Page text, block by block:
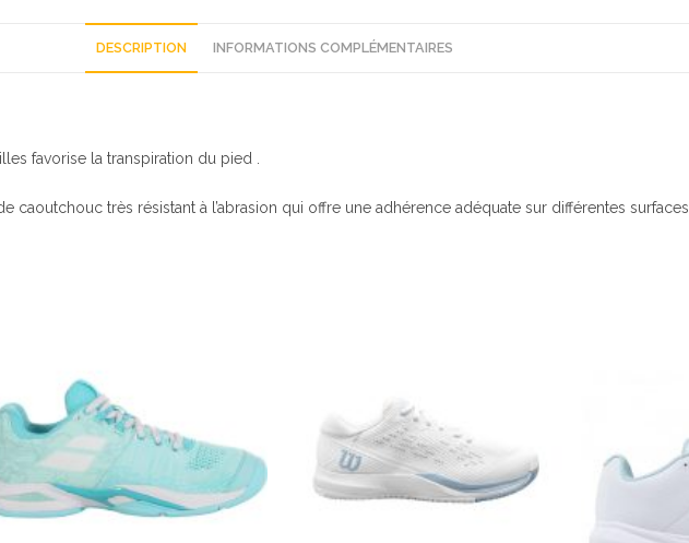
DESCRIPTION INFORMATIONS COMPLÉMENTAIRES
favorise la transpiration du pied .
caoutchouc très résistant à l’abrasion qui offre une adhérence adéquate sur différentes surfaces.